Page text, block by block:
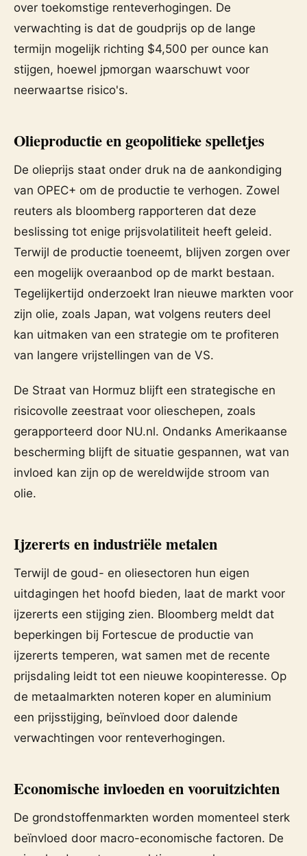
over toekomstige renteverhogingen. De
verwachting is dat de goudprijs op de lange
termijn mogelijk richting $4,500 per ounce kan
stijgen, hoewel jpmorgan waarschuwt voor
neerwaartse risico's.
Olieproductie en geopolitieke spelletjes
De olieprijs staat onder druk na de aankondiging
van OPEC+ om de productie te verhogen. Zowel
reuters als bloomberg rapporteren dat deze
beslissing tot enige prijsvolatiliteit heeft geleid.
Terwijl de productie toeneemt, blijven zorgen over
een mogelijk overaanbod op de markt bestaan.
Tegelijkertijd onderzoekt Iran nieuwe markten voor
zijn olie, zoals Japan, wat volgens reuters deel
kan uitmaken van een strategie om te profiteren
van langere vrijstellingen van de VS.
De Straat van Hormuz blijft een strategische en
risicovolle zeestraat voor olieschepen, zoals
gerapporteerd door NU.nl. Ondanks Amerikaanse
bescherming blijft de situatie gespannen, wat van
invloed kan zijn op de wereldwijde stroom van
olie.
Ijzererts en industriële metalen
Terwijl de goud- en oliesectoren hun eigen
uitdagingen het hoofd bieden, laat de markt voor
ijzererts een stijging zien. Bloomberg meldt dat
beperkingen bij Fortescue de productie van
ijzererts temperen, wat samen met de recente
prijsdaling leidt tot een nieuwe koopinteresse. Op
de metaalmarkten noteren koper en aluminium
een prijsstijging, beïnvloed door dalende
verwachtingen voor renteverhogingen.
Economische invloeden en vooruitzichten
De grondstoffenmarkten worden momenteel sterk
beïnvloed door macro-economische factoren. De